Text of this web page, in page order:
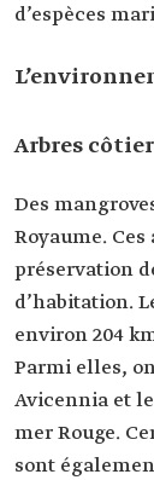
d’espèces
Arbres
Des
Royaume.
préservation
d’habitation.
environ 204
Parmi elles,
Avicennia et
mer Rouge.
sont